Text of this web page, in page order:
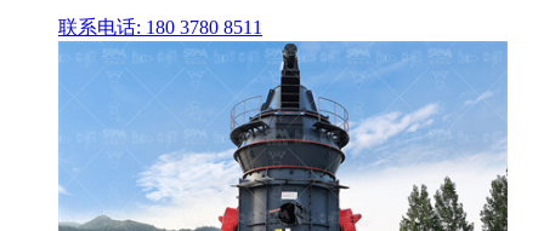
联系电话: 180 3780 8511